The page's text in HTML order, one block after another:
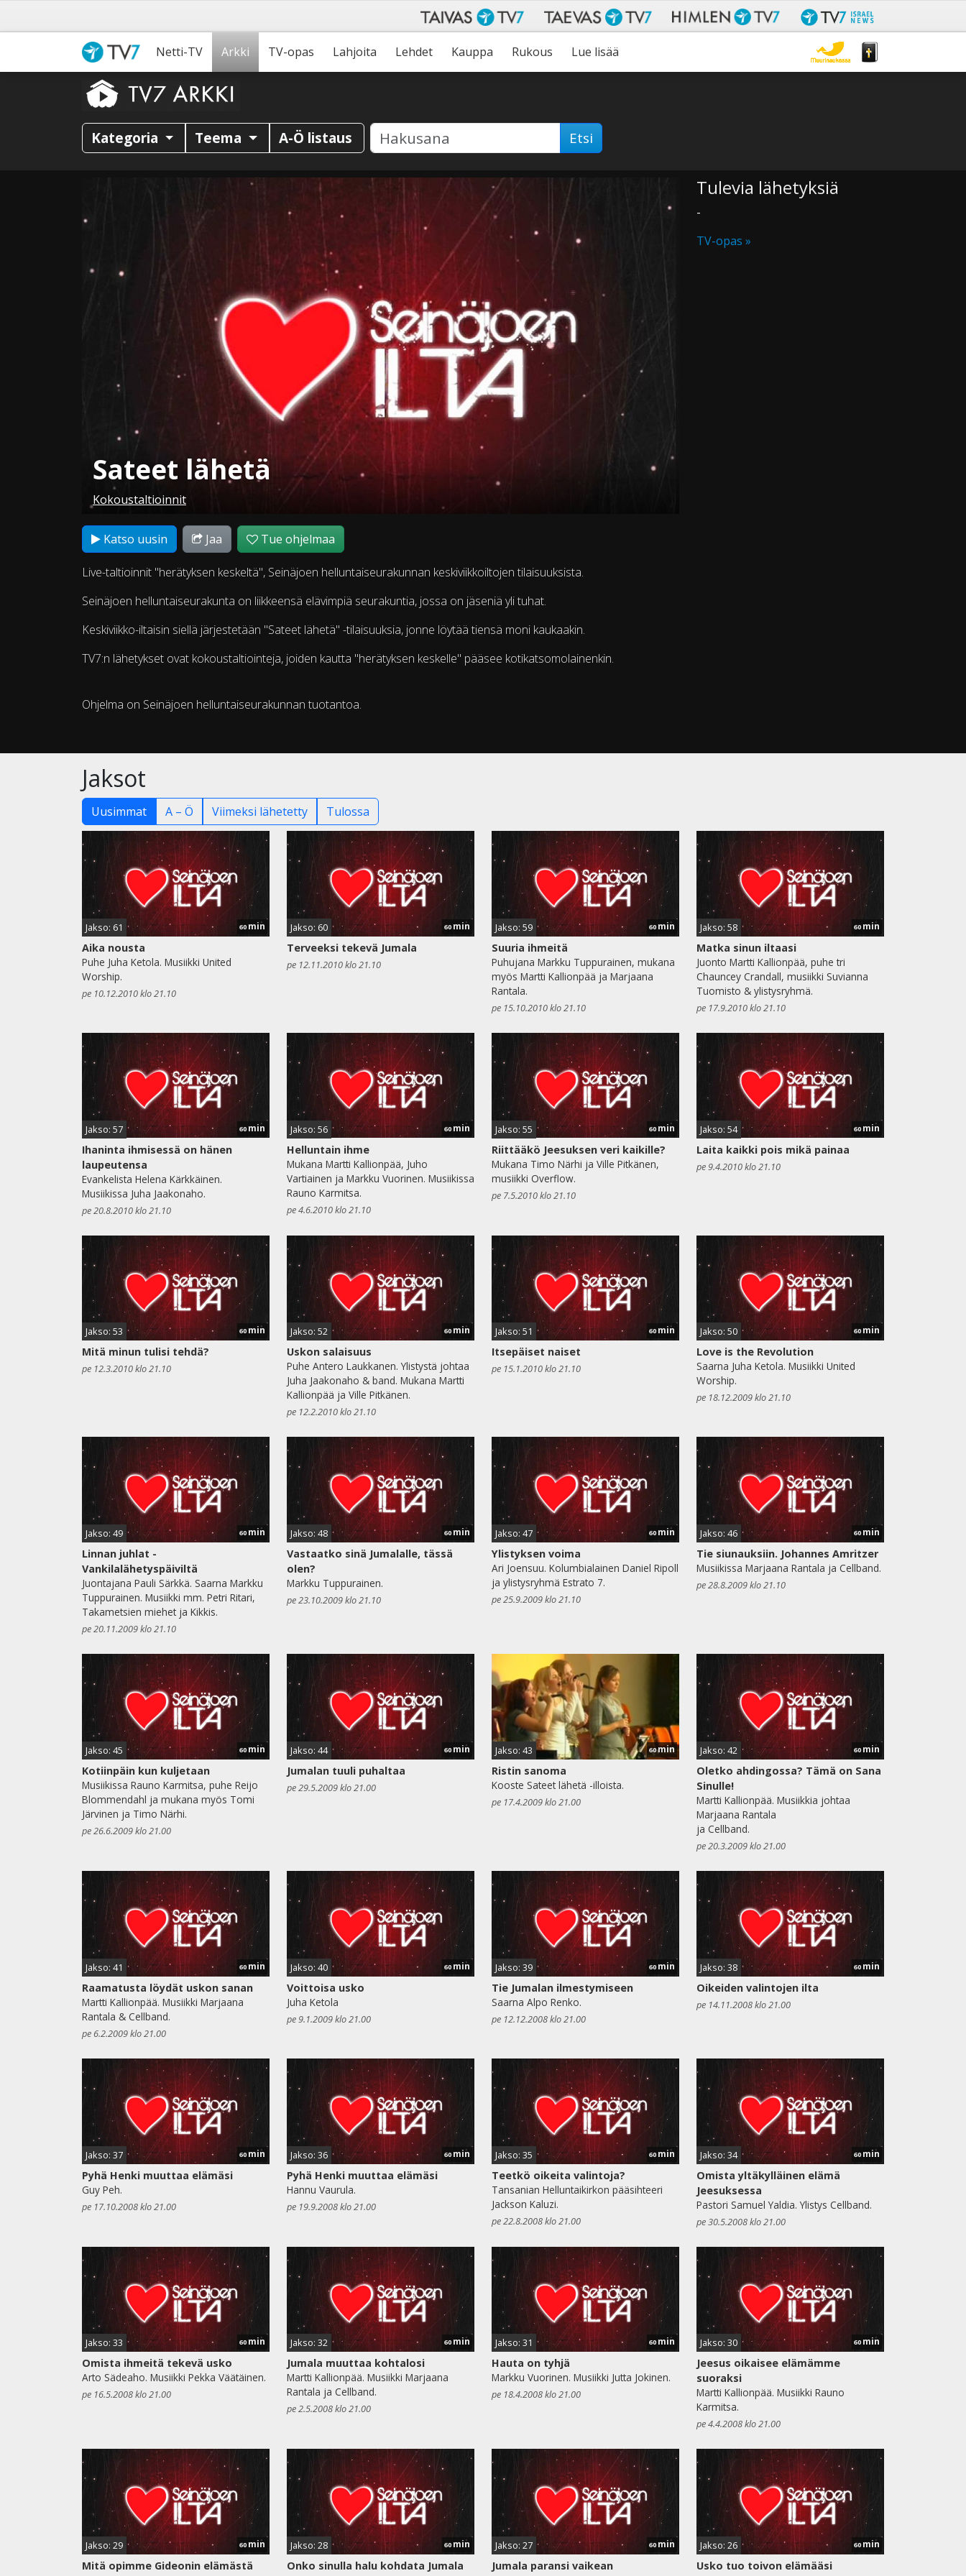
Netti-TV Arkki TV-opas Lahjoita Lehdet Kauppa Rukous Lue lisää
Kategoria Teema A-Ö listaus Etsi
Sateet lähetä
Kokoustaltioinnit
Katso uusin Jaa Tue ohjelmaa
Live-taltioinnit "herätyksen keskeltä", Seinäjoen helluntaiseurakunnan keskiviikkoiltojen tilaisuuksista.
Seinäjoen helluntaiseurakunta on liikkeensä elävimpiä seurakuntia, jossa on jäseniä yli tuhat.
Keskiviikko-iltaisin siellä järjestetään "Sateet lähetä" -tilaisuuksia, jonne löytää tiensä moni kaukaakin.
TV7:n lähetykset ovat kokoustaltiointeja, joiden kautta "herätyksen keskelle" pääsee kotikatsomolainenkin.
Ohjelma on Seinäjoen helluntaiseurakunnan tuotantoa.
Tulevia lähetyksiä
-
TV-opas »
Jaksot
Uusimmat A – Ö Viimeksi lähetetty Tulossa
Jakso: 61 60 min
Aika nousta
Puhe Juha Ketola. Musiikki United
Worship.
pe 10.12.2010 klo 21.10
Jakso: 60 60 min
Terveeksi tekevä Jumala
pe 12.11.2010 klo 21.10
Jakso: 59 60 min
Suuria ihmeitä
Puhujana Markku Tuppurainen, mukana
myös Martti Kallionpää ja Marjaana
Rantala.
pe 15.10.2010 klo 21.10
Jakso: 58 60 min
Matka sinun iltaasi
Juonto Martti Kallionpää, puhe tri
Chauncey Crandall, musiikki Suvianna
Tuomisto & ylistysryhmä.
pe 17.9.2010 klo 21.10
Jakso: 57 60 min
Ihaninta ihmisessä on hänen
laupeutensa
Evankelista Helena Kärkkäinen.
Musiikissa Juha Jaakonaho.
pe 20.8.2010 klo 21.10
Jakso: 56 60 min
Helluntain ihme
Mukana Martti Kallionpää, Juho
Vartiainen ja Markku Vuorinen. Musiikissa
Rauno Karmitsa.
pe 4.6.2010 klo 21.10
Jakso: 55 60 min
Riittääkö Jeesuksen veri kaikille?
Mukana Timo Närhi ja Ville Pitkänen,
musiikki Overflow.
pe 7.5.2010 klo 21.10
Jakso: 54 60 min
Laita kaikki pois mikä painaa
pe 9.4.2010 klo 21.10
Jakso: 53 60 min
Mitä minun tulisi tehdä?
pe 12.3.2010 klo 21.10
Jakso: 52 60 min
Uskon salaisuus
Puhe Antero Laukkanen. Ylistystä johtaa
Juha Jaakonaho & band. Mukana Martti
Kallionpää ja Ville Pitkänen.
pe 12.2.2010 klo 21.10
Jakso: 51 60 min
Itsepäiset naiset
pe 15.1.2010 klo 21.10
Jakso: 50 60 min
Love is the Revolution
Saarna Juha Ketola. Musiikki United
Worship.
pe 18.12.2009 klo 21.10
Jakso: 49 60 min
Linnan juhlat -
Vankilalähetyspäiviltä
Juontajana Pauli Särkkä. Saarna Markku
Tuppurainen. Musiikki mm. Petri Ritari,
Takametsien miehet ja Kikkis.
pe 20.11.2009 klo 21.10
Jakso: 48 60 min
Vastaatko sinä Jumalalle, tässä
olen?
Markku Tuppurainen.
pe 23.10.2009 klo 21.10
Jakso: 47 60 min
Ylistyksen voima
Ari Joensuu. Kolumbialainen Daniel Ripoll
ja ylistysryhmä Estrato 7.
pe 25.9.2009 klo 21.10
Jakso: 46 60 min
Tie siunauksiin. Johannes Amritzer
Musiikissa Marjaana Rantala ja Cellband.
pe 28.8.2009 klo 21.10
Jakso: 45 60 min
Kotiinpäin kun kuljetaan
Musiikissa Rauno Karmitsa, puhe Reijo
Blommendahl ja mukana myös Tomi
Järvinen ja Timo Närhi.
pe 26.6.2009 klo 21.00
Jakso: 44 60 min
Jumalan tuuli puhaltaa
pe 29.5.2009 klo 21.00
Jakso: 43 60min
Ristin sanoma
Kooste Sateet lähetä -illoista.
pe 17.4.2009 klo 21.00
Jakso: 42 60 min
Oletko ahdingossa? Tämä on Sana
Sinulle!
Martti Kallionpää. Musiikkia johtaa
Marjaana Rantala
ja Cellband.
pe 20.3.2009 klo 21.00
Jakso: 41 60 min
Raamatusta löydät uskon sanan
Martti Kallionpää. Musiikki Marjaana
Rantala & Cellband.
pe 6.2.2009 klo 21.00
Jakso: 40 60 min
Voittoisa usko
Juha Ketola
pe 9.1.2009 klo 21.00
Jakso: 39 60 min
Tie Jumalan ilmestymiseen
Saarna Alpo Renko.
pe 12.12.2008 klo 21.00
Jakso: 38 60 min
Oikeiden valintojen ilta
pe 14.11.2008 klo 21.00
Jakso: 37 60 min
Pyhä Henki muuttaa elämäsi
Guy Peh.
pe 17.10.2008 klo 21.00
Jakso: 36 60 min
Pyhä Henki muuttaa elämäsi
Hannu Vaurula.
pe 19.9.2008 klo 21.00
Jakso: 35 60 min
Teetkö oikeita valintoja?
Tansanian Helluntaikirkon pääsihteeri
Jackson Kaluzi.
pe 22.8.2008 klo 21.00
Jakso: 34 60 min
Omista yltäkylläinen elämä
Jeesuksessa
Pastori Samuel Yaldia. Ylistys Cellband.
pe 30.5.2008 klo 21.00
Jakso: 33 60 min
Omista ihmeitä tekevä usko
Arto Sädeaho. Musiikki Pekka Väätäinen.
pe 16.5.2008 klo 21.00
Jakso: 32 60 min
Jumala muuttaa kohtalosi
Martti Kallionpää. Musiikki Marjaana
Rantala ja Cellband.
pe 2.5.2008 klo 21.00
Jakso: 31 60 min
Hauta on tyhjä
Markku Vuorinen. Musiikki Jutta Jokinen.
pe 18.4.2008 klo 21.00
Jakso: 30 60 min
Jeesus oikaisee elämämme
suoraksi
Martti Kallionpää. Musiikki Rauno
Karmitsa.
pe 4.4.2008 klo 21.00
Jakso: 29 60 min
Mitä opimme Gideonin elämästä
Jakso: 28 60 min
Onko sinulla halu kohdata Jumala
Jakso: 27 60 min
Jumala paransi vaikean
Jakso: 26 60 min
Usko tuo toivon elämääsi